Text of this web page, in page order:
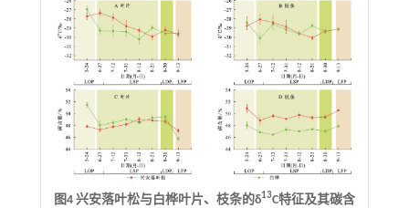
图4 兴安落叶松与白桦叶片、枝条的δ13C特征及其碳含